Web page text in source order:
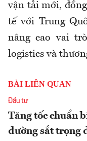
vận tải mới,
tế với Trung
nâng cao vai
logistics và
BÀI LIÊN QUAN
Đầu tư
Tăng tốc chuẩn
đường sắt trọng